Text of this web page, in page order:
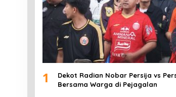
1
Dekot Radian Nobar Persija vs
Bersama Warga di Pejagalan